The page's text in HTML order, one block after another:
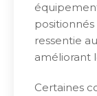
ressentie
améliorant
Certaines